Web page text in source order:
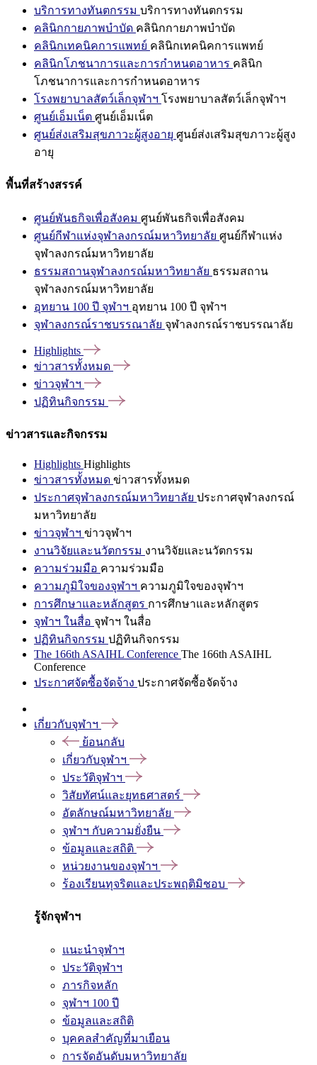
บริการทางทันตกรรม บริการทางทันตกรรม
คลินิกกายภาพบำบัด คลินิกกายภาพบำบัด
คลินิกเทคนิคการแพทย์ คลินิกเทคนิคการแพทย์
คลินิกโภชนาการและการกำหนดอาหาร คลินิก
โภชนาการและการกำหนดอาหาร
โรงพยาบาลสัตว์เล็กจุฬาฯ โรงพยาบาลสัตว์เล็กจุฬาฯ
ศูนย์เอ็มเน็ต ศูนย์เอ็มเน็ต
ศูนย์ส่งเสริมสุขภาวะผู้สูงอายุ ศูนย์ส่งเสริมสุขภาวะผู้สูง
อายุ
พื้นที่สร้างสรรค์
ศูนย์พันธกิจเพื่อสังคม ศูนย์พันธกิจเพื่อสังคม
ศูนย์กีฬาแห่งจุฬาลงกรณ์มหาวิทยาลัย ศูนย์กีฬาแห่ง
จุฬาลงกรณ์มหาวิทยาลัย
ธรรมสถานจุฬาลงกรณ์มหาวิทยาลัย ธรรมสถาน
จุฬาลงกรณ์มหาวิทยาลัย
อุทยาน 100 ปี จุฬาฯ อุทยาน 100 ปี จุฬาฯ
จุฬาลงกรณ์ราชบรรณาลัย จุฬาลงกรณ์ราชบรรณาลัย
Highlights
ข่าวสารทั้งหมด
ข่าวจุฬาฯ
ปฏิทินกิจกรรม
ข่าวสารและกิจกรรม
Highlights Highlights
ข่าวสารทั้งหมด ข่าวสารทั้งหมด
ประกาศจุฬาลงกรณ์มหาวิทยาลัย ประกาศจุฬาลงกรณ์
มหาวิทยาลัย
ข่าวจุฬาฯ ข่าวจุฬาฯ
งานวิจัยและนวัตกรรม งานวิจัยและนวัตกรรม
ความร่วมมือ ความร่วมมือ
ความภูมิใจของจุฬาฯ ความภูมิใจของจุฬาฯ
การศึกษาและหลักสูตร การศึกษาและหลักสูตร
จุฬาฯ ในสื่อ จุฬาฯ ในสื่อ
ปฏิทินกิจกรรม ปฏิทินกิจกรรม
The 166th ASAIHL Conference The 166th ASAIHL
Conference
ประกาศจัดซื้อจัดจ้าง ประกาศจัดซื้อจัดจ้าง
เกี่ยวกับจุฬาฯ
ย้อนกลับ
เกี่ยวกับจุฬาฯ
ประวัติจุฬาฯ
วิสัยทัศน์และยุทธศาสตร์
อัตลักษณ์มหาวิทยาลัย
จุฬาฯ กับความยั่งยืน
ข้อมูลและสถิติ
หน่วยงานของจุฬาฯ
ร้องเรียนทุจริตและประพฤติมิชอบ
รู้จักจุฬาฯ
แนะนำจุฬาฯ
ประวัติจุฬาฯ
ภารกิจหลัก
จุฬาฯ 100 ปี
ข้อมูลและสถิติ
บุคคลสำคัญที่มาเยือน
การจัดอันดับมหาวิทยาลัย